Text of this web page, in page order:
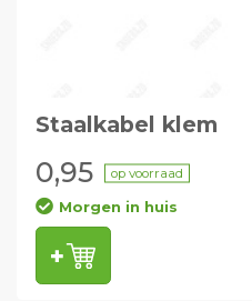
Staalkabel klem
0,95 op voorraad
Morgen in huis